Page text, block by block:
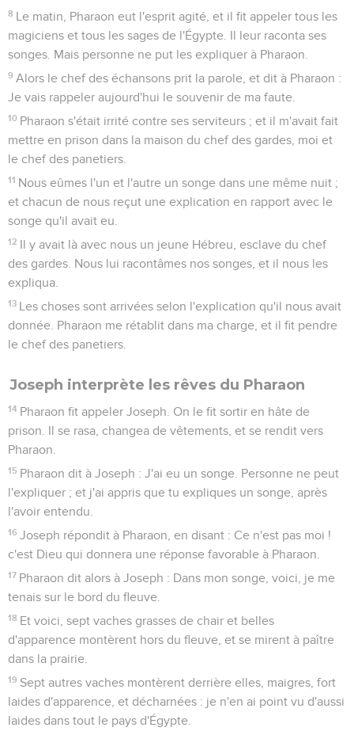
8 Le matin, Pharaon eut l'esprit agité, et il fit appeler tous les
magiciens et tous les sages de l'Égypte. Il leur raconta ses
songes. Mais personne ne put les expliquer à Pharaon.
9 Alors le chef des échansons prit la parole, et dit à Pharaon :
Je vais rappeler aujourd'hui le souvenir de ma faute.
10 Pharaon s'était irrité contre ses serviteurs ; et il m'avait fait
mettre en prison dans la maison du chef des gardes, moi et
le chef des panetiers.
11 Nous eûmes l'un et l'autre un songe dans une même nuit ;
et chacun de nous reçut une explication en rapport avec le
songe qu'il avait eu.
12 Il y avait là avec nous un jeune Hébreu, esclave du chef
des gardes. Nous lui racontâmes nos songes, et il nous les
expliqua.
13 Les choses sont arrivées selon l'explication qu'il nous avait
donnée. Pharaon me rétablit dans ma charge, et il fit pendre
le chef des panetiers.
Joseph interprète les rêves du Pharaon
14 Pharaon fit appeler Joseph. On le fit sortir en hâte de
prison. Il se rasa, changea de vêtements, et se rendit vers
Pharaon.
15 Pharaon dit à Joseph : J'ai eu un songe. Personne ne peut
l'expliquer ; et j'ai appris que tu expliques un songe, après
l'avoir entendu.
16 Joseph répondit à Pharaon, en disant : Ce n'est pas moi !
c'est Dieu qui donnera une réponse favorable à Pharaon.
17 Pharaon dit alors à Joseph : Dans mon songe, voici, je me
tenais sur le bord du fleuve.
18 Et voici, sept vaches grasses de chair et belles
d'apparence montèrent hors du fleuve, et se mirent à paître
dans la prairie.
19 Sept autres vaches montèrent derrière elles, maigres, fort
laides d'apparence, et décharnées : je n'en ai point vu d'aussi
laides dans tout le pays d'Égypte.